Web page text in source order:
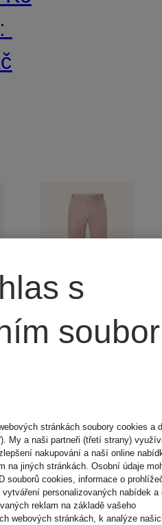
+Akční
Match
Oblekové
kalhoty
s
stránkách soubory cookies a
My a naši partneři (třetí strany)
nakupování a naší online
na jiných stránkách. Osobní údaje
souborů cookies, informace o
personalizovaných nabídek a
reklam na základě vašeho
webových stránkách, k analýze